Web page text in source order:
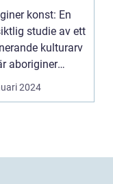
konst: En
studie av ett
kulturarv
aboriginer
och ...
2024